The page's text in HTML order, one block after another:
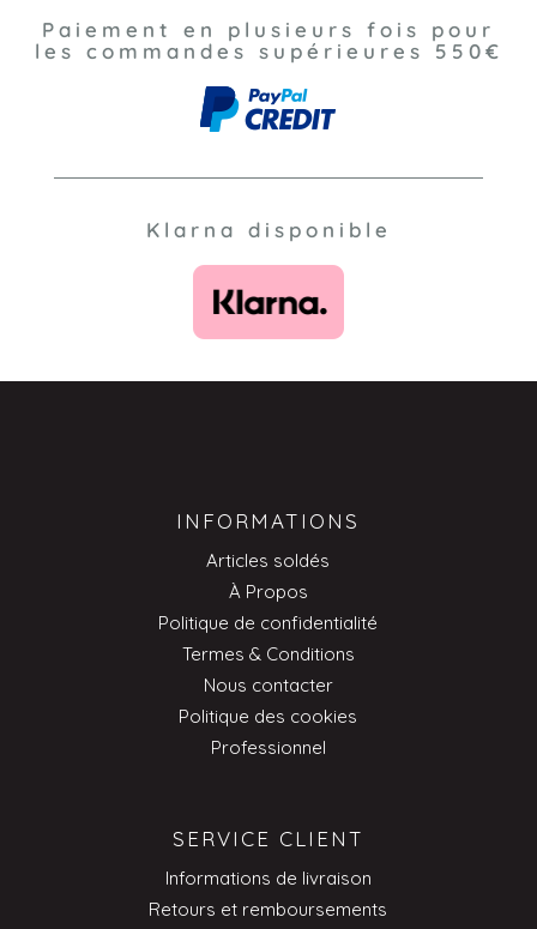
Paiement en plusieurs fois pour
les commandes supérieures 550€
Klarna disponible
INFORMATIONS
Articles soldés
À Propos
Politique de confidentialité
Termes & Conditions
Nous contacter
Politique des cookies
Professionnel
SERVICE CLIENT
Informations de livraison
Retours et remboursements